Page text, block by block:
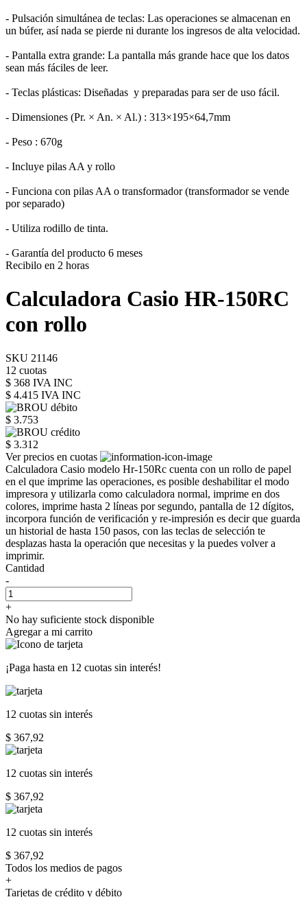
- Pulsación simultánea de teclas: Las operaciones se almacenan en
un búfer, así nada se pierde ni durante los ingresos de alta velocidad.
- Pantalla extra grande: La pantalla más grande hace que los datos
sean más fáciles de leer.
- Teclas plásticas: Diseñadas y preparadas para ser de uso fácil.
- Dimensiones (Pr. × An. × Al.) : 313×195×64,7mm
- Peso : 670g
- Incluye pilas AA y rollo
- Funciona con pilas AA o transformador (transformador se vende
por separado)
- Utiliza rodillo de tinta.
- Garantía del producto 6 meses
Recibilo en 2 horas
Calculadora Casio HR-150RC
con rollo
SKU 21146
12 cuotas
$ 368 IVA INC
$ 4.415 IVA INC
$ 3.753
$ 3.312
Ver precios en cuotas
Calculadora Casio modelo Hr-150Rc cuenta con un rollo de papel
en el que imprime las operaciones, es posible deshabilitar el modo
impresora y utilizarla como calculadora normal, imprime en dos
colores, imprime hasta 2 líneas por segundo, pantalla de 12 dígitos,
incorpora función de verificación y re-impresión es decir que guarda
un historial de hasta 150 pasos, con las teclas de selección te
desplazas hasta la operación que necesitas y la puedes volver a
imprimir.
Cantidad
-
+
No hay suficiente stock disponible
Agregar a mi carrito
¡Paga hasta en 12 cuotas sin interés!
12 cuotas sin interés
$ 367,92
12 cuotas sin interés
$ 367,92
12 cuotas sin interés
$ 367,92
Todos los medios de pagos
+
Tarjetas de crédito y débito